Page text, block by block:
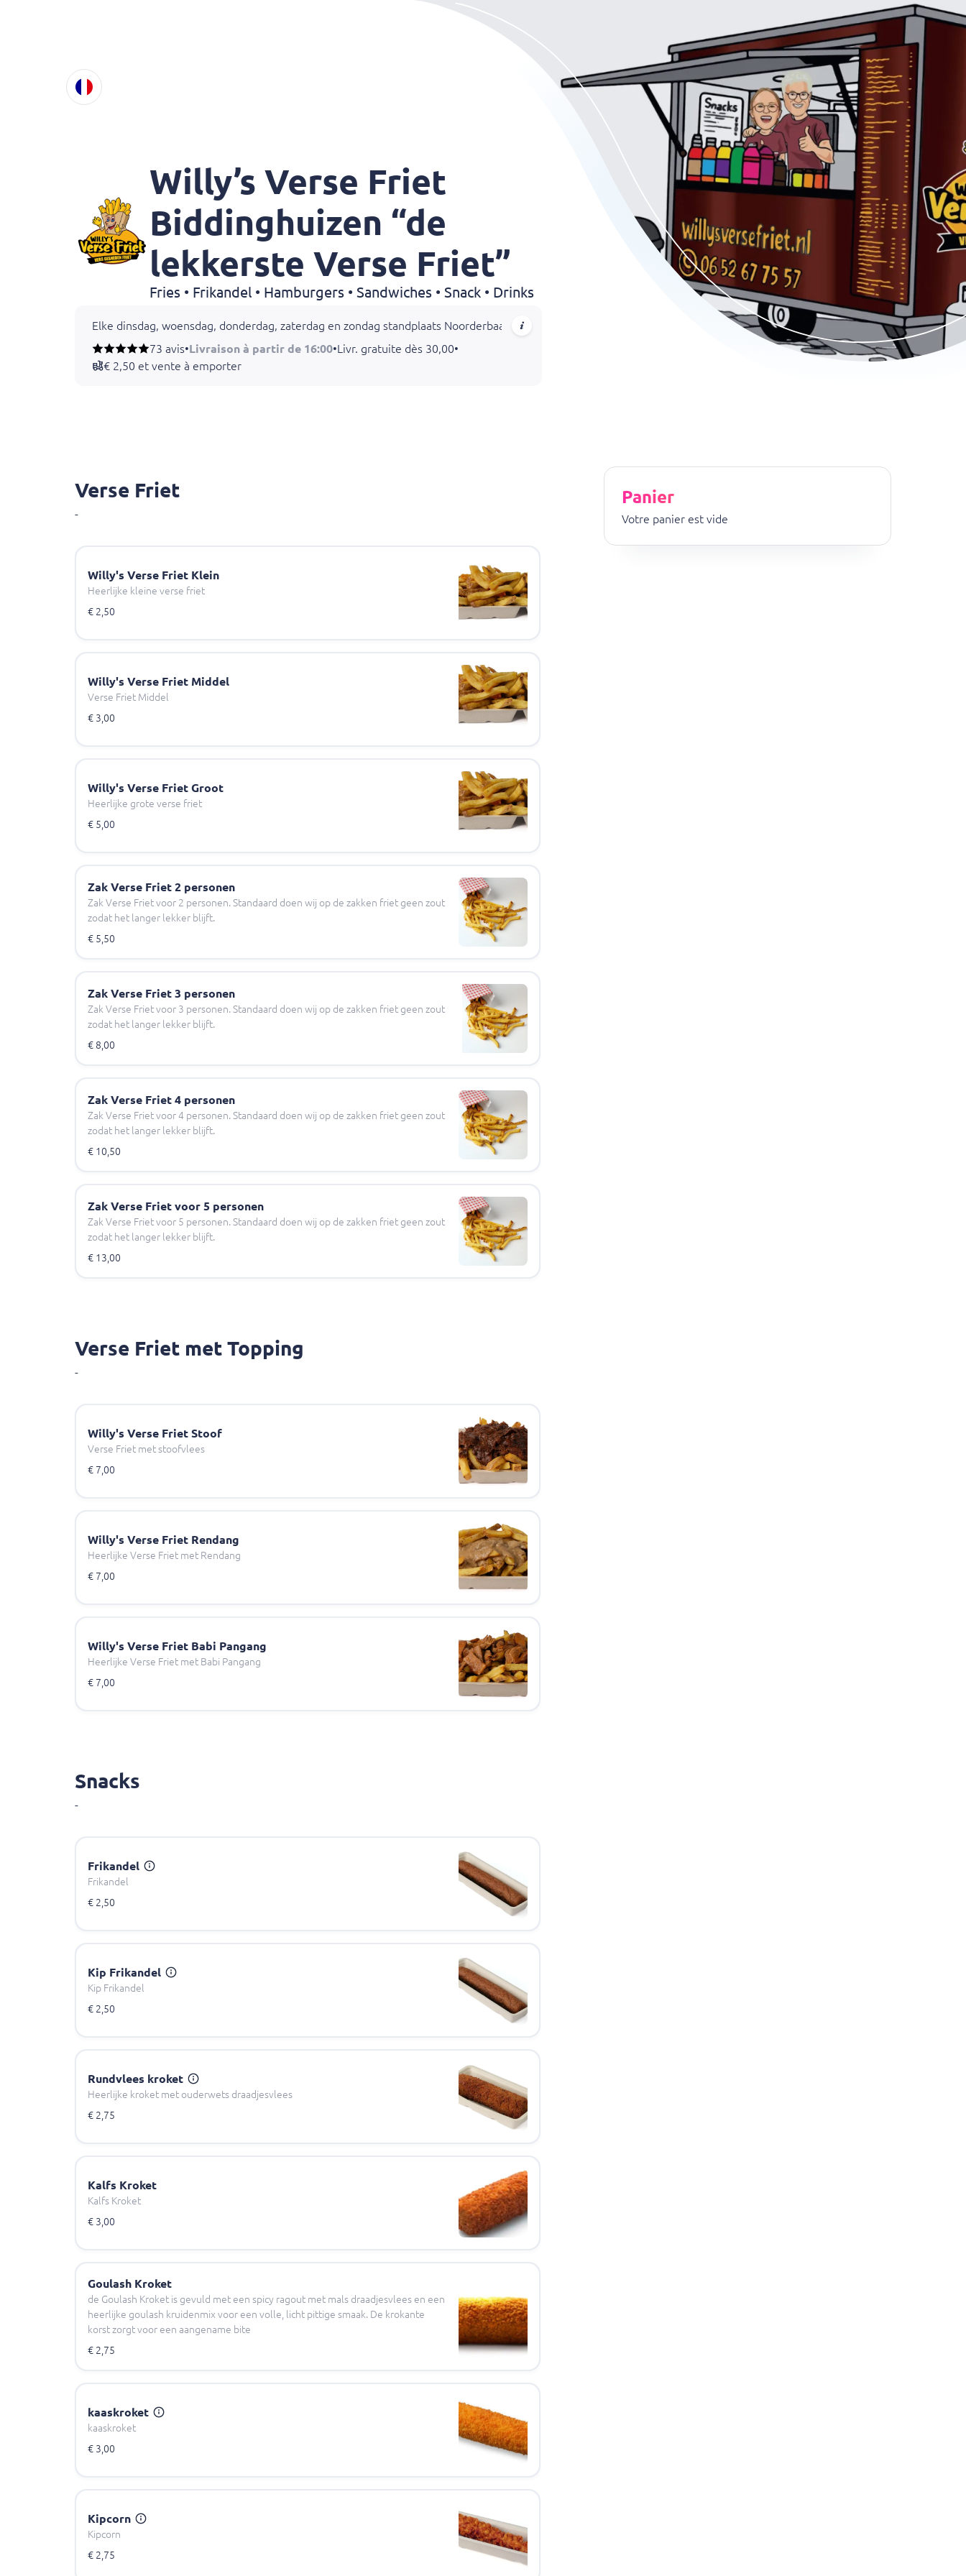
Willy’s Verse Friet
Biddinghuizen “de
lekkerste Verse Friet”
Fries • Frikandel • Hamburgers • Sandwiches • Snack • Drinks
Elke dinsdag, woensdag, donderdag, zaterdag en zondag standplaats Noorderbaan
Elke vrijdag standplaats de Kajuit in Dronten
73 avis•Livraison à partir de 16:00•Livr. gratuite dès 30,00•
€ 2,50 et vente à emporter
Verse Friet
-
Willy's Verse Friet Klein
Heerlijke kleine verse friet
€ 2,50
Willy's Verse Friet Middel
Verse Friet Middel
€ 3,00
Willy's Verse Friet Groot
Heerlijke grote verse friet
€ 5,00
Zak Verse Friet 2 personen
Zak Verse Friet voor 2 personen. Standaard doen wij op de zakken friet geen zout
zodat het langer lekker blijft.
€ 5,50
Zak Verse Friet 3 personen
Zak Verse Friet voor 3 personen. Standaard doen wij op de zakken friet geen zout
zodat het langer lekker blijft.
€ 8,00
Zak Verse Friet 4 personen
Zak Verse Friet voor 4 personen. Standaard doen wij op de zakken friet geen zout
zodat het langer lekker blijft.
€ 10,50
Zak Verse Friet voor 5 personen
Zak Verse Friet voor 5 personen. Standaard doen wij op de zakken friet geen zout
zodat het langer lekker blijft.
€ 13,00
Verse Friet met Topping
-
Willy's Verse Friet Stoof
Verse Friet met stoofvlees
€ 7,00
Willy's Verse Friet Rendang
Heerlijke Verse Friet met Rendang
€ 7,00
Willy's Verse Friet Babi Pangang
Heerlijke Verse Friet met Babi Pangang
€ 7,00
Snacks
-
Frikandel
Frikandel
€ 2,50
Kip Frikandel
Kip Frikandel
€ 2,50
Rundvlees kroket
Heerlijke kroket met ouderwets draadjesvlees
€ 2,75
Kalfs Kroket
Kalfs Kroket
€ 3,00
Goulash Kroket
de Goulash Kroket is gevuld met een spicy ragout met mals draadjesvlees en een
heerlijke goulash kruidenmix voor een volle, licht pittige smaak. De krokante
korst zorgt voor een aangename bite
€ 2,75
kaaskroket
kaaskroket
€ 3,00
Kipcorn
Kipcorn
€ 2,75
Panier
Votre panier est vide